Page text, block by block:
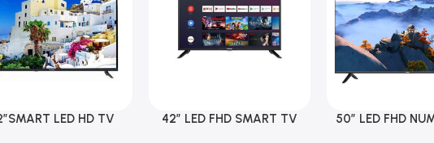
Au PanierLED HD TV
Ajouter Au Panier
42″ LED FHD SMART TV
Ajouter Au Panier
50″ LED FHD